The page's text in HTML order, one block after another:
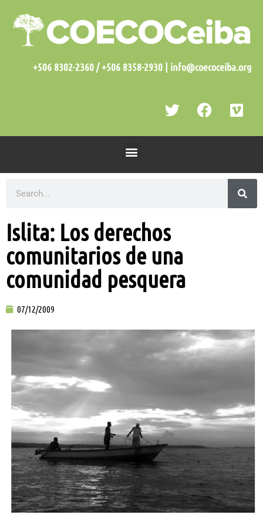
+506 8302-2360 / +506 8358-2930 | info@coecoceiba.org
Islita: Los derechos
comunitarios de una
comunidad pesquera
07/12/2009